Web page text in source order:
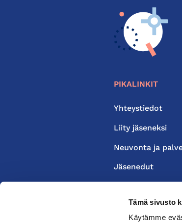
Tämä sivusto
Käytämme
PIKALINKIT
Yhteystiedot
Liity jäseneksi
Neuvonta ja
Jäsenedut